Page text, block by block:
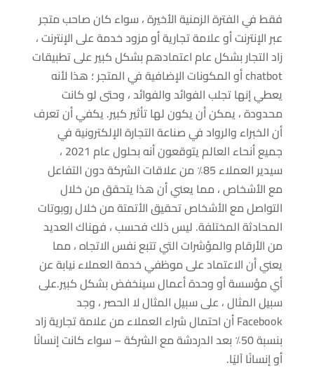
فقط في الفترة الزمنية الأخيرة ، سواء كان صاحب متجر
عبر الإنترنت أو علامة تجارية أو مزود خدمة على الإنترنت ،
زاد التجار بشكل عام اعتمادهم بشكل كبير على تطبيقات
chatbot أو المكونات الإضافية في المتجر ؛ هذا لأنه
يعطي إنها تجلب الفوائد والفوائد ، وحتى لو كانت
محدودة ، يمكن أن يكون لها تأثير كبير. يكفي أن تعرف
أن الخبراء والرواد في صناعة التجارة الإلكترونية في
جميع أنحاء العالم يتوقعون أنه بحلول عام 2021 ،
سيدير ​​العملاء 85٪ من علاقات الشركة دون التفاعل
مع الأشخاص ، مما يعني أن هذا يتحقق من خلال
التواصل مع الأشخاص تحقيق الأتمتة من خلال روبوتات
المحادثة المختلفة. ليس ذلك فحسب ، فهناك العديد
من الأرقام والمؤشرات التي تتبع نفس الاتجاه ، مما
يعني أن الاعتماد على موظفي خدمة العملاء نيابة عن
أي مؤسسة أو وحدة أعمال سينخفض ​​بشكل كبير.على
سبيل المثال ، على سبيل المثال لا الحصر ، وجد
Facebook أن احتمال شراء العملاء من علامة تجارية زاد
بنسبة 50٪ بعد الدردشة مع الشركة – سواء كانت إنسانًا
أو إنسانًا آليًا.